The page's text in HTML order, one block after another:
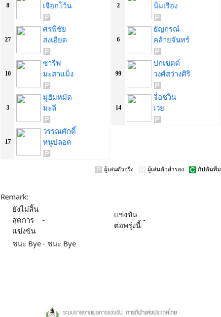
8
เจือกโว้น
27
ศรพิชัย
สงเอียด
10
ซารีฟ
มะสาแม็ง
3
มูฮัมหมัด
มะลี
17
วรรณศักดิ์
หนูปลอด
2
นิ่มเรือง
6
ธัญกรณ์
คล้ายจันทร์
99
ปกเขตต์
วงศ์สว่างศิริ
14
จื่อชวิน
เว่ย
ผู้เล่นตัวจริง ผู้เล่นตัวสำรอง กัปตันทีม
Remark:
ยังไม่สิ้น
สุดการ
แข่งขัน
-
แข่งขัน
ต่อพรุ่งนี้
-
ชนะ Bye- ชนะ Bye